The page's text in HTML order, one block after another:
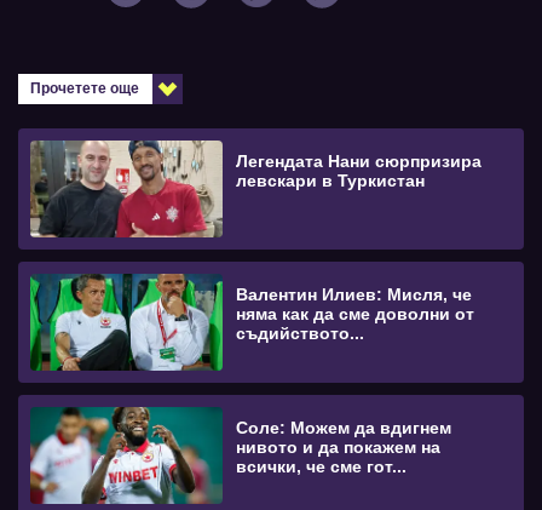
Прочетете още
Легендата Нани сюрпризира
левскари в Туркистан
Валентин Илиев: Мисля, че
няма как да сме доволни от
съдийството...
Соле: Можем да вдигнем
нивото и да покажем на
всички, че сме гот...